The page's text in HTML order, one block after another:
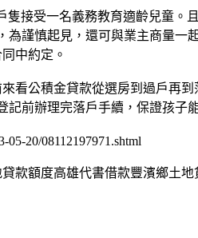
受一名義務教育適齡兒童。
謹慎起見，還可與業主商量一
中約定。
公積金貸款從選房到過戶再到
前辦理完落戶手續，保證孩子
05-20/08112197971.shtml
款額度高雄代書借款豐濱鄉土地